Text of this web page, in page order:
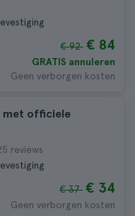
€ 92 € 84
GRATIS annuleren
Geen verborgen kosten
met officiele
reviews
€ 37 € 34
Geen verborgen kosten